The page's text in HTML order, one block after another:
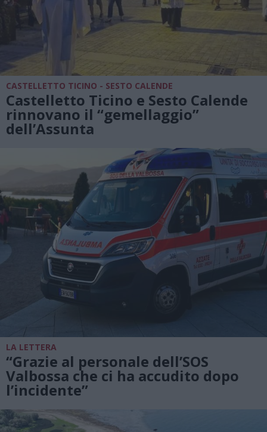
CASTELLETTO TICINO - SESTO CALENDE
Castelletto Ticino e Sesto Calende
rinnovano il “gemellaggio”
dell’Assunta
LA LETTERA
“Grazie al personale dell’SOS
Valbossa che ci ha accudito dopo
l’incidente”